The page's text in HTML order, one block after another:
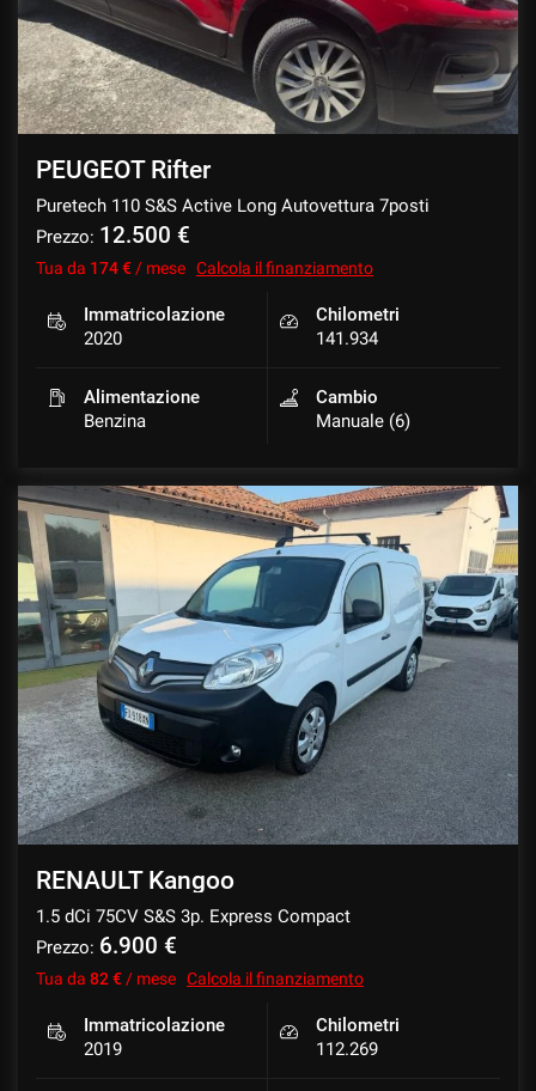
PEUGEOT Rifter
Puretech 110 S&S Active Long Autovettura 7posti
Prezzo: 12.500 €
Tua da 174 € / mese Calcola il finanziamento
Immatricolazione
2020
Chilometri
141.934
Alimentazione
Benzina
Cambio
Manuale (6)
RENAULT Kangoo
1.5 dCi 75CV S&S 3p. Express Compact
Prezzo: 6.900 €
Tua da 82 € / mese Calcola il finanziamento
Immatricolazione
2019
Chilometri
112.269